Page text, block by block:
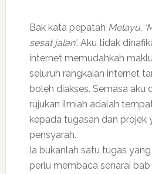
Bak kata pepatah Melayu,
sesat jalan’. Aku tidak
internet memudahkah
seluruh rangkaian internet
boleh diakses. Semasa aku
rujukan ilmiah adalah
kepada tugasan dan projek
pensyarah.
Ia bukanlah satu tugas
perlu membaca senarai